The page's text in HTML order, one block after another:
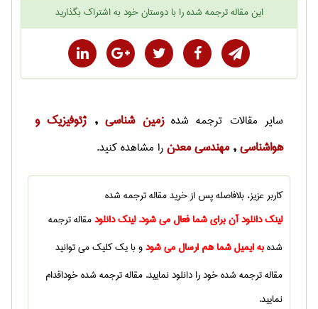
اینمقاله ترجمه شدهرا با دوستان خود به اشتراک بگذارید
سایر مقالات ترجمه شده زمين شناسی,ژئوفيزيك و
هواشناسی,مهندسی معدنرا مشاهده کنید.
کاربر عزیز، بلافاصله پس از خریدمقاله ترجمه شده
لینک دانلود آن برای شما فعال می شود. لینک دانلودمقاله ترجمه
شدهبه ایمیل شما هم ارسال می شودو با یک کلیک می توانید
مقاله ترجمه شدهخود را دانلود نمایید.مقاله ترجمه شدهخوداقدام
نمایید.